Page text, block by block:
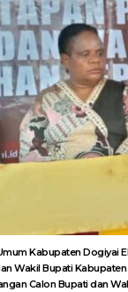
Kabupaten Dogiyai
Wakil Bupati
Calon Bupati dan